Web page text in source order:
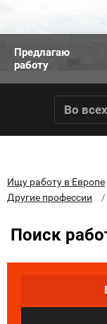
Предлагаю
работу
Во
Ищу работу в Европе
Другие профессии
Поиск